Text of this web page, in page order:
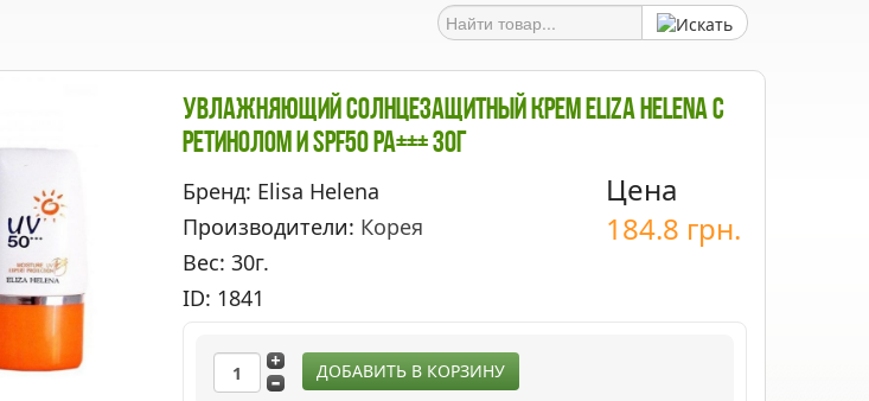
Увлажняющий Солнцезащитный Крем Eliza Helena С
Ретинолом И SPF50 PA+++ 30г
Бренд: Elisa Helena
Производители: Корея
Вес: 30г.
ID: 1841
Цена
184.8 грн.
ДОБАВИТЬ В КОРЗИНУ